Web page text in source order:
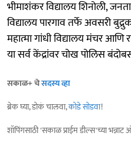
भीमाशंकर विद्यालय शिनोली,
विद्यालय पारगाव तर्फे अवसरी
महात्मा गांधी विद्यालय मंचर आणि
या सर्व केंद्रांवर चोख पोलिस
सकाळ+ चेसदस्य व्हा
ब्रेक घ्या, डोकं चालवा,कोडे सोडवा!
शॉपिंगसाठी 'सकाळ प्राईम डील्स'च्या भन्नाट